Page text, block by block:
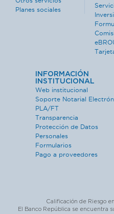
Planes sociales
INFORMACIÓN
INSTITUCIONAL
Web institucional
Soporte Notarial
PLA/FT
Transparencia
Protección de Datos
Personales
Formularios
Pago a proveedores
Calificación de Riesgo
El Banco República se encuentra